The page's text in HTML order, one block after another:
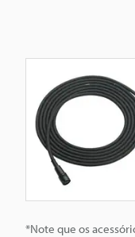
*Note que os